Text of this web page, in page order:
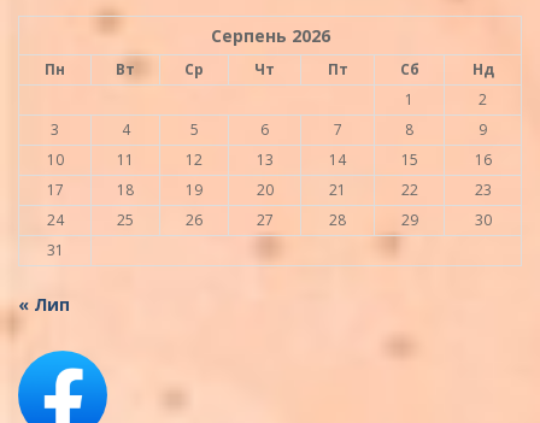
Серпень 2026
Пн Вт Ср Чт Пт Сб
Нд
1
2
3
4 5 6 7 8
9
10
11 12 13 14 15
16
17
18 19 20 21 22
23
24
25 26 27 28 29
30
31
« Лип